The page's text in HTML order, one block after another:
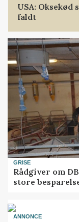
USA:
faldt
GRISE
Rådgiver om
store
ANNONCE